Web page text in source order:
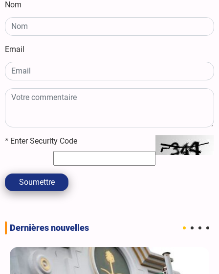
Nom
Email
* Enter Security Code
Soumettre
Dernières nouvelles